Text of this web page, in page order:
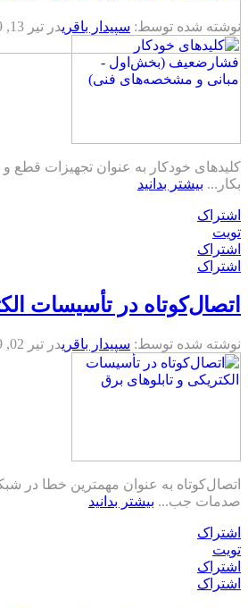
نوشته شده توسط: سپیدار باقریدر تیر 13, 1399
کلیدهای خودکار به عنوان تجهیزات قطع
بکار... بیشتر بدانید
اشتراک
تویت
اشتراک
اشتراک
اتصال‌کوتاه در تأسیسات
نوشته شده توسط: سپیدار باقریدر تیر 02, 1399
اتصال‌کوتاه به عنوان مهمترين خطا در
صدمات جب... بیشتر بدانید
اشتراک
تویت
اشتراک
اشتراک